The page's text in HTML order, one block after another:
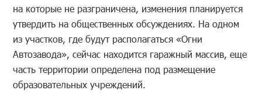
на которые не разграничена, изменения планируется
утвердить на общественных обсуждениях. На одном
из участков, где будут располагаться «Огни
Автозавода», сейчас находится гаражный массив, еще
часть территории определена под размещение
образовательных учреждений.